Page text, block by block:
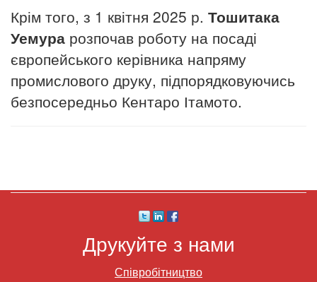
Крім того, з 1 квітня 2025 р. Тошитака
Уемура розпочав роботу на посаді
європейського керівника напряму
промислового друку, підпорядковуючись
безпосередньо Кентаро Ітамото.
Друкуйте з нами
Співробітництво